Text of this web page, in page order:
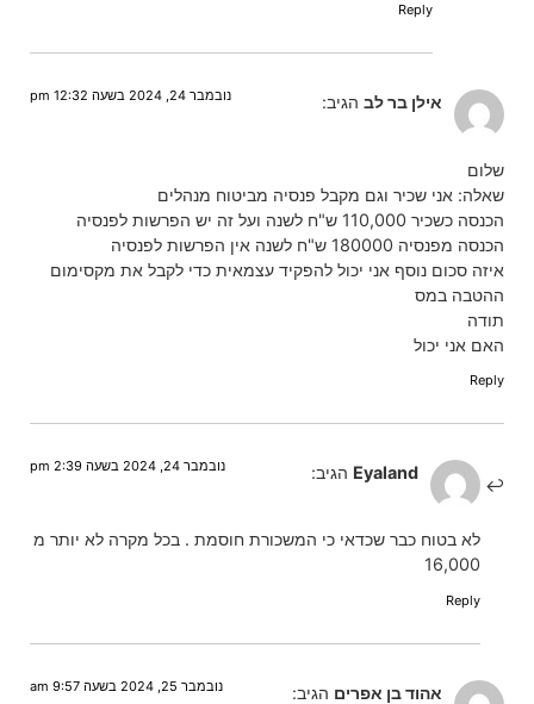
Reply
אילן בר לב הגיב: נובמבר 24, 2024 בשעה 12:32 pm
שלום
שאלה: אני שכיר וגם מקבל פנסיה מביטוח מנהלים
הכנסה כשכיר 110,000 ש"ח לשנה ועל זה יש הפרשות לפנסיה
הכנסה מפנסיה 180000 ש"ח לשנה אין הפרשות לפנסיה
איזה סכום נוסף אני יכול להפקיד עצמאית כדי לקבל את מקסימום
ההטבה במס
תודה
האם אני יכול
Reply
Eyaland הגיב: נובמבר 24, 2024 בשעה 2:39 pm
לא בטוח כבר שכדאי כי המשכורת חוסמת . בכל מקרה לא יותר מ
16,000
Reply
אהוד בן אפרים הגיב: נובמבר 25, 2024 בשעה 9:57 am